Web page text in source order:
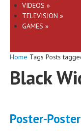
VIDEOS »
TELEVISION »
GAMES »
Home Tags Posts
Black
Poster-